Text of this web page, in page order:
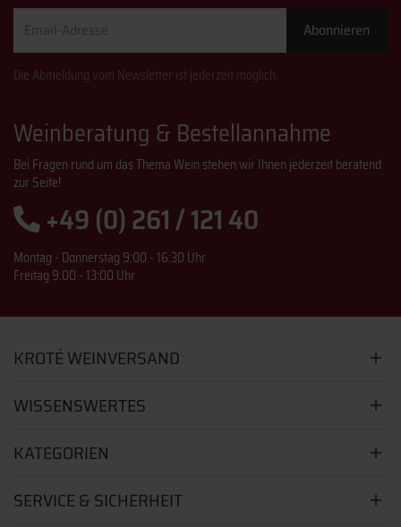
Adresse
Abonnieren
Die Abmeldung vom Newsletter ist jederzeit möglich.
Weinberatung & Bestellannahme
Bei Fragen rund um das Thema Wein stehen wir Ihnen jederzeit beratend
zur Seite!
+49 (0) 261 / 121 40
Montag - Donnerstag 9:00 - 16:30 Uhr
Freitag 9:00 - 13:00 Uhr
KROTÉ WEINVERSAND
WISSENSWERTES
KATEGORIEN
SERVICE & SICHERHEIT